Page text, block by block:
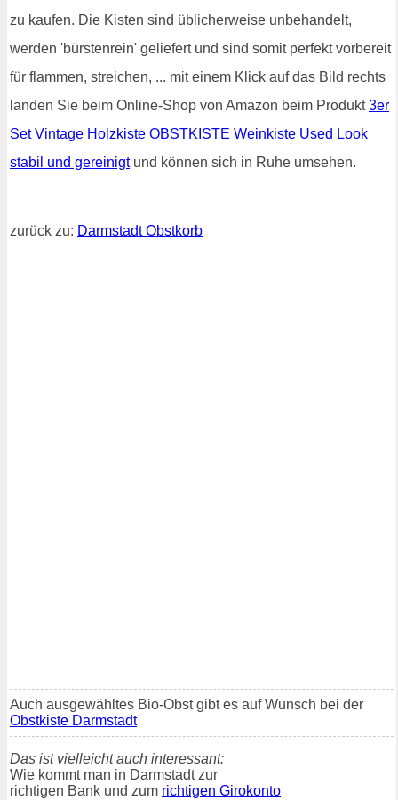
zu kaufen. Die Kisten sind üblicherweise unbehandelt,
werden 'bürstenrein' geliefert und sind somit perfekt vorbereit
für flammen, streichen, ... mit einem Klick auf das Bild rechts
landen Sie beim Online-Shop von Amazon beim Produkt3er
Set Vintage Holzkiste OBSTKISTE Weinkiste Used Look
stabil und gereinigtund können sich in Ruhe umsehen.
zurück zu: Darmstadt Obstkorb
Auch ausgewähltes Bio-Obst gibt es auf Wunsch bei der
Obstkiste Darmstadt
Das ist vielleicht auch interessant:
Wie kommt man in Darmstadt zur
richtigen Bank und zum richtigen Girokonto